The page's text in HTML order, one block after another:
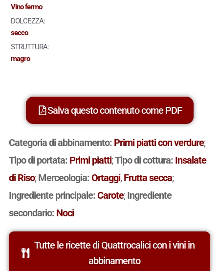
Vino fermo
DOLCEZZA:
secco
STRUTTURA:
magro
Salva questo contenuto come PDF
Categoria di abbinamento: Primi piatti con verdure;
Tipo di portata: Primi piatti;Tipo di cottura: Insalate
di Riso;Merceologia:Ortaggi, Frutta secca;
Ingrediente principale:Carote;Ingrediente
secondario: Noci
Tutte le ricette di Quattrocalici con i vini in
abbinamento